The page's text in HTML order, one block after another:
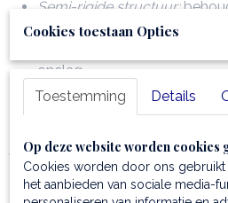
Semi-rigide structuur:
maar voelt nooit stug aan
opslag
Productspecificaties
van zacht leer
Materiaal:100% ambachtelijk
Cookies toestaan Opties
Toestemming Details
Op deze website worden cookies
Cookies worden door ons gebruikt
het aanbieden van sociale media-